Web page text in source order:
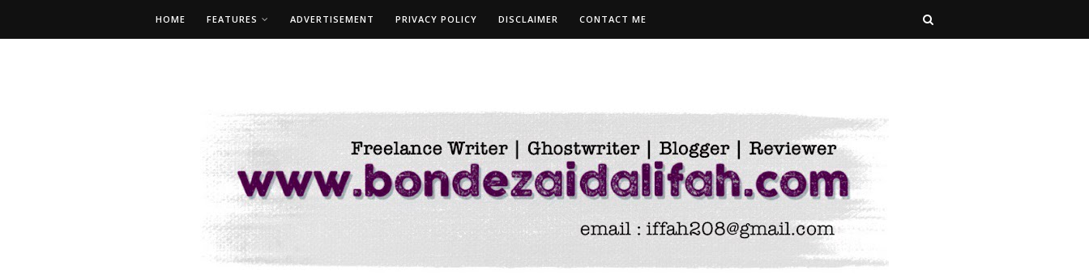
HOME FEATURES ADVERTISEMENT PRIVACY POLICY DISCLAIMER CONTACT ME